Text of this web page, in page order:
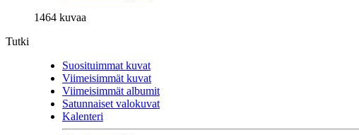
1464 kuvaa
Tutki
Suosituimmat kuvat
Viimeisimmät kuvat
Viimeisimmät albumit
Satunnaiset valokuvat
Kalenteri